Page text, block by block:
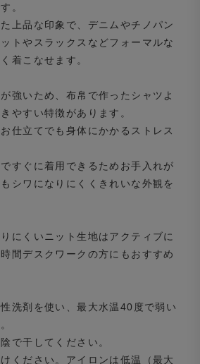
。
上品な印象で、デニムやチノパン
トやスラックスなどフォーマルな
着こなせます。
強いため、布帛で作ったシャツよ
やすい特徴があります。
仕立てでも身体にかかるストレス
すぐに着用できるためお手入れが
シワになりにくくきれいな外観を
にくいニット生地はアクティブに
間デスクワークの方にもおすすめ
洗剤を使い、最大水温40度で弱い
で干してください。
ください。アイロンは低温（最大